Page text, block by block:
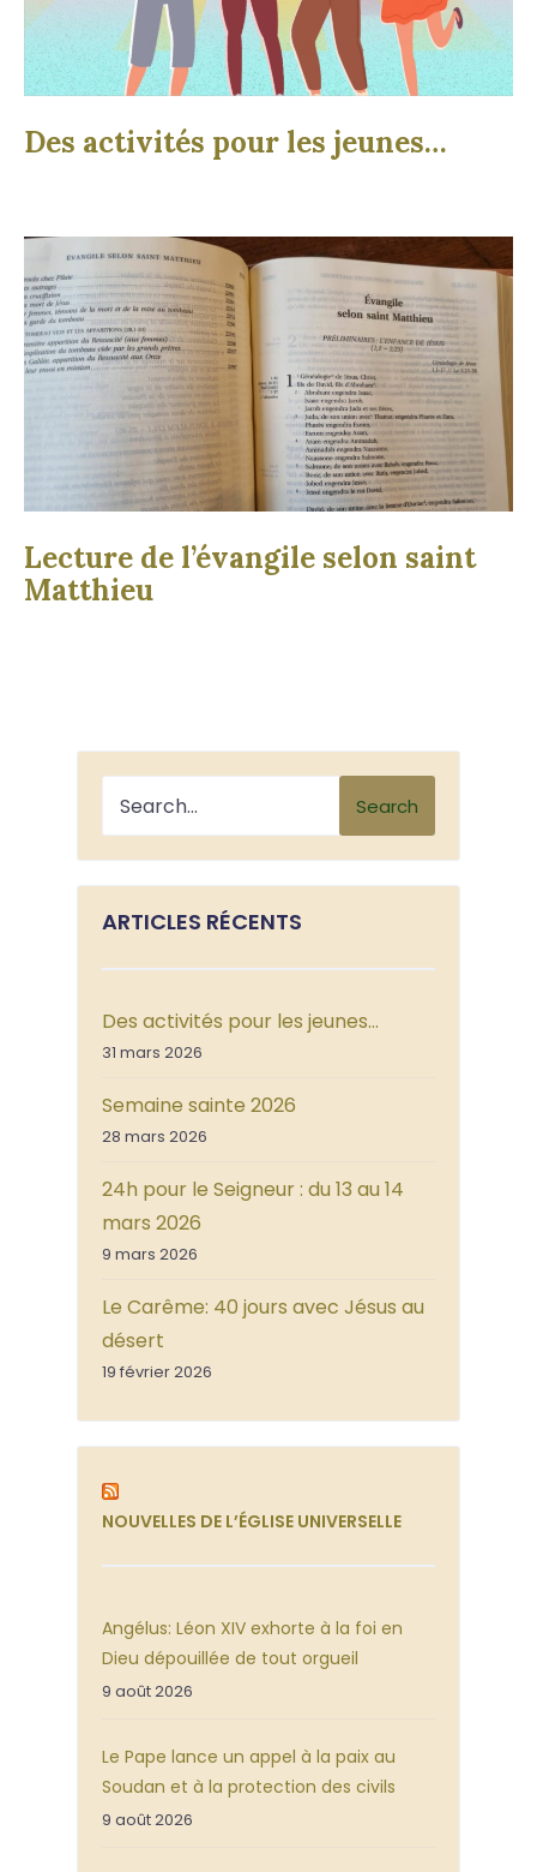
Des activités pour les jeunes…
Lecture de l’évangile selon saint
Matthieu
Search
ARTICLES RÉCENTS
Des activités pour les jeunes…
31 mars 2026
Semaine sainte 2026
28 mars 2026
24h pour le Seigneur : du 13 au 14
mars 2026
9 mars 2026
Le Carême: 40 jours avec Jésus au
désert
19 février 2026
NOUVELLES DE L’ÉGLISE UNIVERSELLE
Angélus: Léon XIV exhorte à la foi en
Dieu dépouillée de tout orgueil
9 août 2026
Le Pape lance un appel à la paix au
Soudan et à la protection des civils
9 août 2026